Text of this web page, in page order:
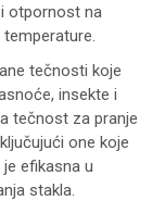
otpornost na
tečnosti koje
insekte i
tečnost za pranje
one koje
efikasna u
stakla.